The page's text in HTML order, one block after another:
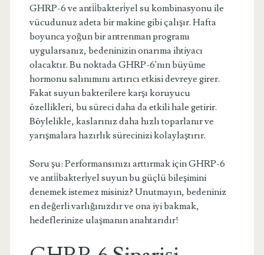
GHRP-6 ve anti̇i̇bakteri̇yel su kombinasyonu ile
vücudunuz adeta bir makine gibi çalışır. Hafta
boyunca yoğun bir antrenman programı
uygularsanız, bedeninizin onarıma ihtiyacı
olacaktır. Bu noktada GHRP-6'nın büyüme
hormonu salınımını artırıcı etkisi devreye girer.
Fakat suyun bakterilere karşı koruyucu
özellikleri, bu süreci daha da etkili hale getirir.
Böylelikle, kaslarınız daha hızlı toparlanır ve
yarışmalara hazırlık sürecinizi kolaylaştırır.
Soru şu: Performansınızı arttırmak için GHRP-6
ve anti̇i̇bakteri̇yel suyun bu güçlü bileşimini
denemek istemez misiniz? Unutmayın, bedeniniz
en değerli varlığınızdır ve ona iyi bakmak,
hedeflerinize ulaşmanın anahtarıdır!